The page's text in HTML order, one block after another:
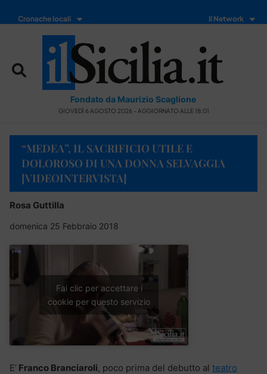
Cronache locali Il Network
Fondato da Maurizio Scaglione
GIOVEDÌ 6 AGOSTO 2026 - AGGIORNATO ALLE 18:01
“MEDEA”, IL SACRIFICIO UTILE E
DOLOROSO DI UNA DONNA SELVAGGIA
[VIDEOINTERVISTA]
Rosa Guttilla
domenica 25 Febbraio 2018
Fai clic per accettare i
cookie per questo servizio
E’ Franco Branciaroli, poco prima del debutto al teatro